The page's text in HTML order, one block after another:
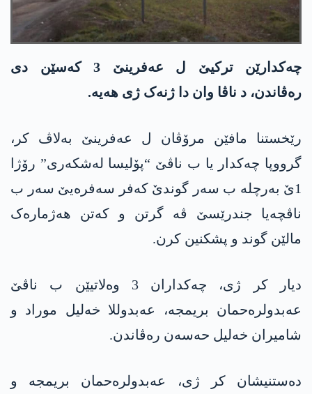
چەکدارێن ترکیێ ل عەفرینێ 3 کەسێن دی
رەڤاندن، د ناڤا وان دا ژنەک ژی ھەیە.
رێخستنا مافێن مرۆڤان ل عەفرینێ بەلاڤ کر،
گرووپا چەکدار یا ب ناڤێ “پۆلیسا لەشکەری” رۆژا
1ێ بەرچلە ب سەر گوندێ کەفر سەفرەیێ سەر ب
ناڤچەیا جندرێسێ ڤە گرتن و کەتن ھەژمارەک
مالێن گوند و پشکنین کرن.
دیار کر ژی، چەکداران 3 وەلاتیێن ب ناڤێ
عەبدولرەحمان بریمجە، عەبدوللا خەلیل موراد و
شامیران خەلیل حەسەن رەڤاندن.
دەستنیشان کر ژی، عەبدولرەحمان بریمجە و